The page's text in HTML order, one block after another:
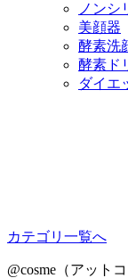
ノンシ
美顔器
酵素洗
酵素ド
ダイエ
カテゴリ一覧へ
@cosme（アット